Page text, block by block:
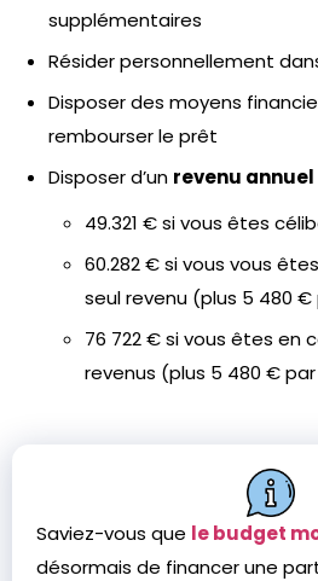
supplémentaires
Résider personnellement
Disposer des moyens
rembourser le prêt
Disposer d’un revenu
49.321 € si vous êtes
60.282 € si vous vous
seul revenu (plus 5 480
76 722 € si vous êtes en
revenus (plus 5 480 €
Saviez-vous que le budget
désormais de financer une